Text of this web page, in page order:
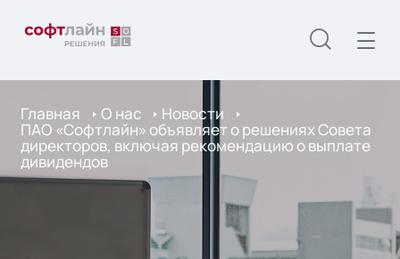
Главная О нас Новости
ПАО «Софтлайн» объявляет о решениях Совета
директоров, включая рекомендацию о выплате
дивидендов